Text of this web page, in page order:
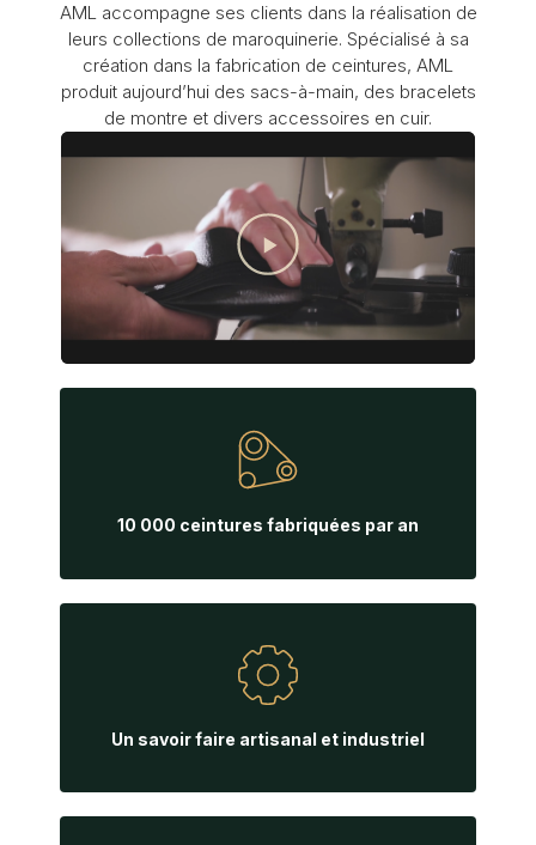
AML accompagne ses clients dans la réalisation de
leurs collections de maroquinerie. Spécialisé à sa
création dans la fabrication de ceintures, AML
produit aujourd’hui des sacs-à-main, des bracelets
de montre et divers accessoires en cuir.
10 000 ceintures fabriquées par an
Un savoir faire artisanal et industriel